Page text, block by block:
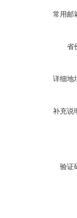
常用邮
省
详细地
补充说
验证